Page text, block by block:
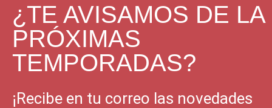
¿TE AVISAMOS DE LA
PRÓXIMAS
TEMPORADAS?
¡Recibe en tu correo las novedades